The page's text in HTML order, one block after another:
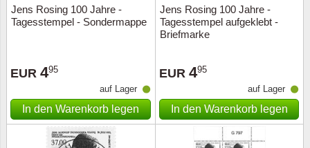
Jens Rosing 100 Jahre -
Tagesstempel - Sondermappe
EUR 495
auf Lager
In den Warenkorb legen
Jens Rosing 100 Jahre -
Tagesstempel aufgeklebt -
Briefmarke
EUR 495
auf Lager
In den Warenkorb legen